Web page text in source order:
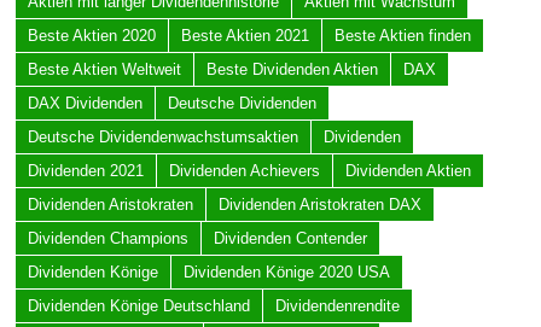
Beste Aktien 2020
Beste Aktien 2021
Beste Aktien finden
Beste Aktien Weltweit
Beste Dividenden Aktien
DAX
DAX Dividenden
Deutsche Dividenden
Deutsche Dividendenwachstumsaktien
Dividenden
Dividenden 2021
Dividenden Achievers
Dividenden Aktien
Dividenden Aristokraten
Dividenden Aristokraten DAX
Dividenden Champions
Dividenden Contender
Dividenden Könige
Dividenden Könige 2020 USA
Dividenden Könige Deutschland
Dividendenrendite